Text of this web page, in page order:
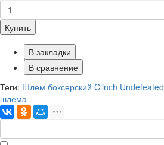
Купить
В закладки
В сравнение
Теги: Шлем боксерский Clinch Undefeated
шлема